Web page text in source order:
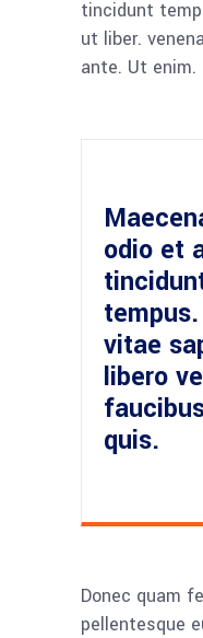
tincidunt
ut liber.
ante. Ut enim.
odio et
vitae
libero
quis.
Donec quam
pellentesque